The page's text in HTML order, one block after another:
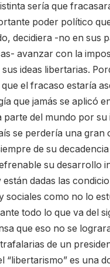
sería que
poder político
decidiera -no en sus
avanzar con la
sus ideas libertarias.
que el fracaso estaría
que jamás se aplicó
parte del mundo por su
se perdería una gran
de su
su desarrollo
dadas las
sociales como no lo
todo lo que va del
que eso no se
de un
“libertarismo” es una